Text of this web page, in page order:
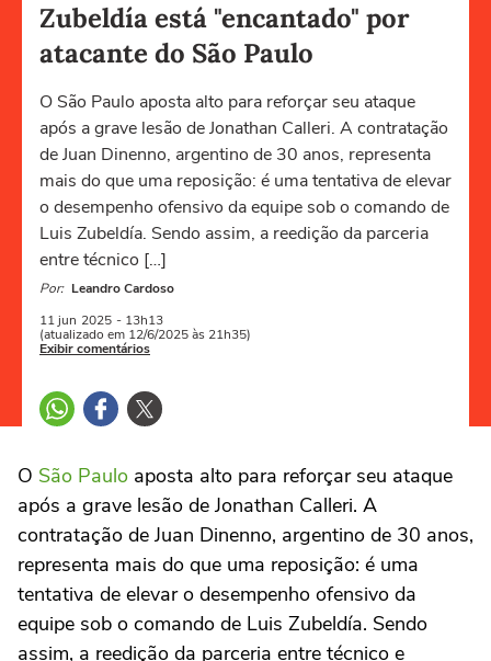
Zubeldía está "encantado" por
atacante do São Paulo
O São Paulo aposta alto para reforçar seu ataque
após a grave lesão de Jonathan Calleri. A contratação
de Juan Dinenno, argentino de 30 anos, representa
mais do que uma reposição: é uma tentativa de elevar
o desempenho ofensivo da equipe sob o comando de
Luis Zubeldía. Sendo assim, a reedição da parceria
entre técnico […]
Por: Leandro Cardoso
11 jun 2025 - 13h13
(atualizado em 12/6/2025 às 21h35)
Exibir comentários
O São Paulo aposta alto para reforçar seu ataque
após a grave lesão de Jonathan Calleri. A
contratação de Juan Dinenno, argentino de 30 anos,
representa mais do que uma reposição: é uma
tentativa de elevar o desempenho ofensivo da
equipe sob o comando de Luis Zubeldía. Sendo
assim, a reedição da parceria entre técnico e